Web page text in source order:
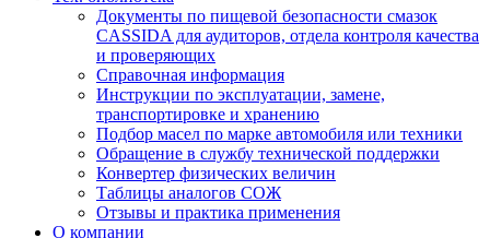
Документы по пищевой безопасности смазок
CASSIDA для аудиторов, отдела контроля качества
и проверяющих
Справочная информация
Инструкции по эксплуатации, замене,
транспортировке и хранению
Подбор масел по марке автомобиля или техники
Обращение в службу технической поддержки
Конвертер физических величин
Таблицы аналогов СОЖ
Отзывы и практика применения
О компании